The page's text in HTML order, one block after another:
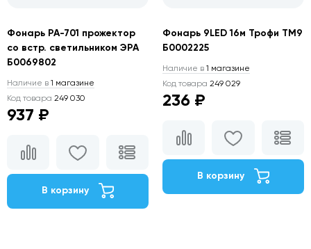
Фонарь РА-701 прожектор
со встр. светильником ЭРА
Б0069802
Наличие в 1 магазине
Код товара 249 030
937 ₽
В корзину
Фонарь 9LED 16м Трофи TM9
Б0002225
Наличие в 1 магазине
Код товара 249 029
236 ₽
В корзину